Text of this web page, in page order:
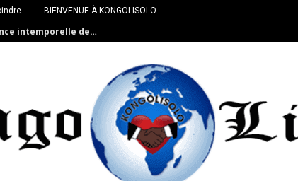
BIENVENUE À KONGOLISOLO
intemporelle de…